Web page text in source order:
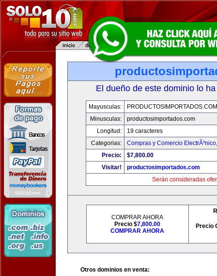
El dueño de este dominio lo
Mayusculas:
PRODUCTOSIMPORTADOS.COM
Minusculas:
productosimportados.com
Longitud:
19 caracteres
Categorias:
Compras y Comercio ElectrÃ³nico
Precio:
$7,800.00
Visitar!
productosimportados.com
Serán consideradas
COMPRAR AHORA
Precio $7,800.00
COMPRAR AHORA
Precio
Otros dominios en venta: